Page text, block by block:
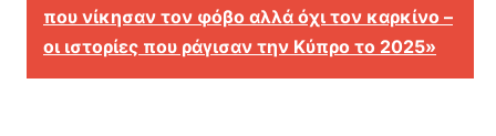
που νίκησαν τον φόβο αλλά όχι τον καρκίνο –
οι ιστορίες που ράγισαν την Κύπρο το 2025»